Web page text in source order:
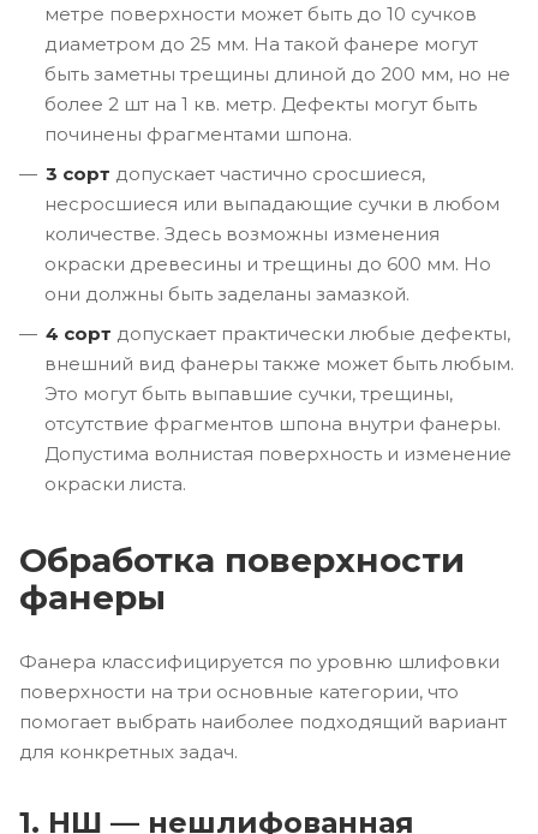
метре поверхности может быть до 10 сучков
диаметром до 25 мм. На такой фанере могут
быть заметны трещины длиной до 200 мм, но не
более 2 шт на 1 кв. метр. Дефекты могут быть
починены фрагментами шпона.
3 сорт допускает частично сросшиеся,
несросшиеся или выпадающие сучки в любом
количестве. Здесь возможны изменения
окраски древесины и трещины до 600 мм. Но
они должны быть заделаны замазкой.
4 сорт допускает практически любые дефекты,
внешний вид фанеры также может быть любым.
Это могут быть выпавшие сучки, трещины,
отсутствие фрагментов шпона внутри фанеры.
Допустима волнистая поверхность и изменение
окраски листа.
Обработка поверхности
фанеры
Фанера классифицируется по уровню шлифовки
поверхности на три основные категории, что
помогает выбрать наиболее подходящий вариант
для конкретных задач.
1. НШ — нешлифованная